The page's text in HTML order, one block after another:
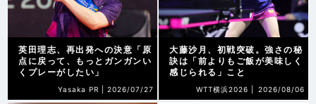
英田理志、再出発への決意「原
点に戻って、もっとガンガンい
くプレーがしたい」
Yasaka PR | 2026/07/27
大藤沙月、初戦突破。強さの秘
訣は「前よりもご飯が美味しく
感じられる」こと
WTT横浜2026 | 2026/08/06